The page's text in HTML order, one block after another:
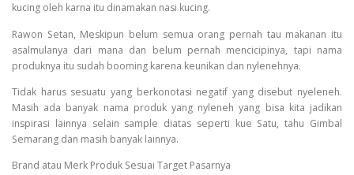
kucing oleh karna itu dinamakan nasi kucing.
Rawon Setan, Meskipun belum semua orang pernah tau makanan itu
asalmulanya dari mana dan belum pernah mencicipinya, tapi nama
produknya itu sudah booming karena keunikan dan nylenehnya.
Tidak harus sesuatu yang berkonotasi negatif yang disebut nyeleneh.
Masih ada banyak nama produk yang nyleneh yang bisa kita jadikan
inspirasi lainnya selain sample diatas seperti kue Satu, tahu Gimbal
Semarang dan masih banyak lainnya.
Brand atau Merk Produk Sesuai Target Pasarnya